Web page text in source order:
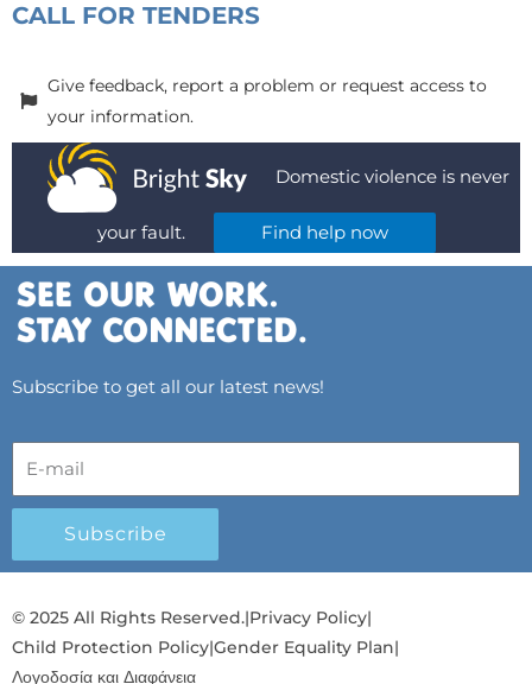
CALL FOR TENDERS
Give feedback, report a problem or request access to
your information.
Domestic violence is never
your fault. Find help now
Subscribe to get all our latest news!
Subscribe
© 2025 All Rights Reserved.|Privacy Policy|
Child Protection Policy|Gender Equality Plan|
Λογοδοσία και Διαφάνεια